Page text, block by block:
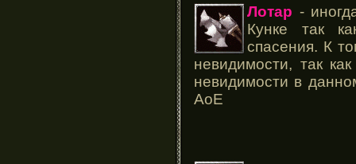
Лотар -
Кунке так
спасения. К
невидимости, так
невидимости в
АоЕ